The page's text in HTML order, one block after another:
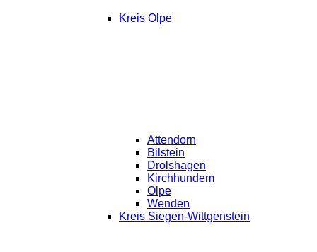
Kreis Olpe
Attendorn
Bilstein
Drolshagen
Kirchhundem
Olpe
Wenden
Kreis Siegen-Wittgenstein